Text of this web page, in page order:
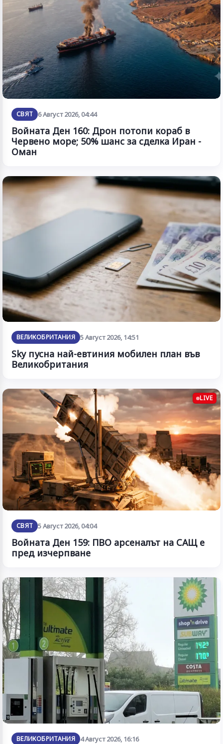
СВЯТ 6 Август 2026, 04:44
Войната Ден 160: Дрон потопи кораб в
Червено море; 50% шанс за сделка Иран -
Оман
ВЕЛИКОБРИТАНИЯ 5 Август 2026, 14:51
Sky пусна най-евтиния мобилен план във
Великобритания
LIVE
СВЯТ 5 Август 2026, 04:04
Войната Ден 159: ПВО арсеналът на САЩ е
пред изчерпване
ВЕЛИКОБРИТАНИЯ 4 Август 2026, 16:16